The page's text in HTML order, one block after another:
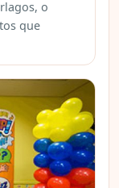
o
que